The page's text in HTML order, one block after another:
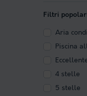
Filtri
Aria
Piscina
4 stelle
5 stelle